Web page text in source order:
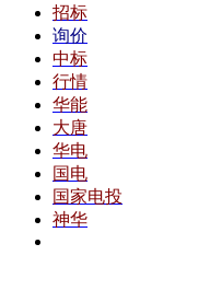
招标
询价
中标
行情
华能
大唐
华电
国电
国家电投
神华